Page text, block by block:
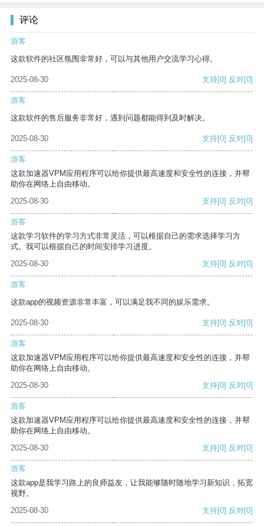
评论
游客
这款软件的社区氛围非常好，可以与其他用户交流学习心得。
2025-08-30 支持[0] 反对[0]
游客
这款软件的售后服务非常好，遇到问题都能得到及时解决。
2025-08-30 支持[0] 反对[0]
游客
这款加速器VPM应用程序可以给你提供最高速度和安全性的连接，并帮
助你在网络上自由移动。
2025-08-30
支持[0] 反对[0]
游客
这款学习软件的学习方式非常灵活，可以根据自己的需求选择学习方
式。我可以根据自己的时间安排学习进度。
2025-08-30
支持[0] 反对[0]
游客
这款app的视频资源非常丰富，可以满足我不同的娱乐需求。
2025-08-30 支持[0] 反对[0]
游客
这款加速器VPM应用程序可以给你提供最高速度和安全性的连接，并帮
助你在网络上自由移动。
2025-08-30
支持[0] 反对[0]
游客
这款加速器VPM应用程序可以给你提供最高速度和安全性的连接，并帮
助你在网络上自由移动。
2025-08-30
支持[0] 反对[0]
游客
这款app是我学习路上的良师益友，让我能够随时随地学习新知识，拓宽
视野。
2025-08-30
支持[0] 反对[0]